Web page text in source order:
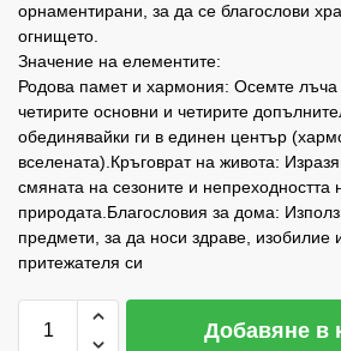
орнаментирани, за да се благослови
огнището.
Значение на елементите:
Родова памет и хармония: Осемте лъча
четирите основни и четирите
обединявайки ги в единен център
вселената).Кръговрат на живота:
смяната на сезоните и непреходността
природата.Благословия за дома:
предмети, за да носи здраве, изобилие
притежателя си
Добавяне в